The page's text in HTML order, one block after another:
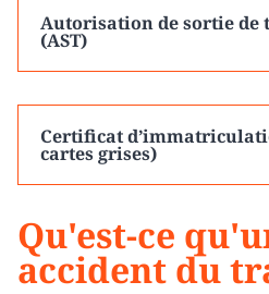
Autorisation de sortie
(AST)
Certificat
cartes grises)
Qu'est-ce
accident du